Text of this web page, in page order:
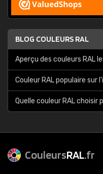
BLOG COULEURS RAL
Aperçu des couleurs RAL
Couleur RAL populaire sur
Quelle couleur RAL
CouleursRAL.fr